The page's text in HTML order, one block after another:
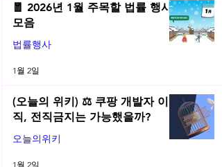
🧧 2026년 1월 주목할 법률 행사
모음
법률행사
1월 2일
(오늘의 위키) ⚖️ 쿠팡 개발자 이
직, 전직금지는 가능했을까?
오늘의위키
1월 2일